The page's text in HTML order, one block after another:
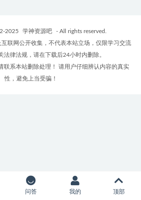
2025 学神资源吧
- All rights reserved.
联网公开收集，不代表本站立场，仅限学习交流
法律法规，请在下载后24小时内删除。
联系本站删除处理！ 请用户仔细辨认内容的真实
性，避免上当受骗！
问答 我的 顶部